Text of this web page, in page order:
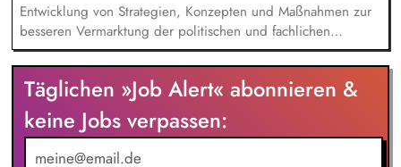
Entwicklung von Strategien, Konzepten und Maßnahmen zur
besseren Vermarktung der politischen und fachlichen
Aktivitäten des BUND Baden-Württemberg, Beratung,
Unterstützung und Qualifizierung der Haupt- und
Ehrenamtlichen im BUND zur Verbesserung der öffentlichen
Sichtbarkeit des BUND, Konzeptionelle Begleitung des
BUND-Auftritts bei Veranstaltungen, Aktionen u.ä.
Täglichen »Job Alert« abonnieren &
keine Jobs verpassen: